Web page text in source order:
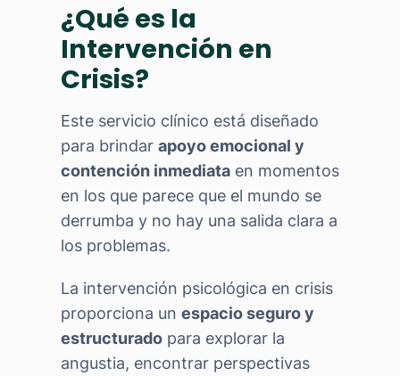
¿Qué es la
Intervención en
Crisis?
Este servicio clínico está diseñado
para brindar apoyo emocional y
contención inmediata en momentos
en los que parece que el mundo se
derrumba y no hay una salida clara a
los problemas.
La intervención psicológica en crisis
proporciona un espacio seguro y
estructurado para explorar la
angustia, encontrar perspectivas